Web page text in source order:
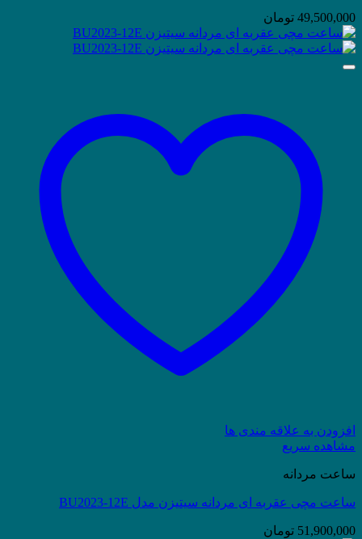
49,500,000 تومان
افزودن به علاقه مندی ها
مشاهده سریع
ساعت مردانه
ساعت مچی عقربه ای مردانه سیتیزن مدل BU2023-12E
51,900,000 تومان